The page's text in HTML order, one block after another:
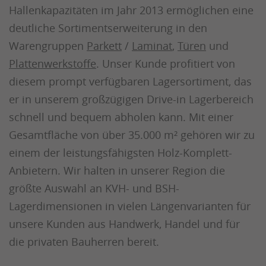
Hallenkapazitäten im Jahr 2013 ermöglichen eine
deutliche Sortimentserweiterung in den
Warengruppen Parkett / Laminat, Türen und
Plattenwerkstoffe. Unser Kunde profitiert von
diesem prompt verfügbaren Lagersortiment, das
er in unserem großzügigen Drive-in Lagerbereich
schnell und bequem abholen kann. Mit einer
Gesamtfläche von über 35.000 m² gehören wir zu
einem der leistungsfähigsten Holz-Komplett-
Anbietern. Wir halten in unserer Region die
größte Auswahl an KVH- und BSH-
Lagerdimensionen in vielen Längenvarianten für
unsere Kunden aus Handwerk, Handel und für
die privaten Bauherren bereit.